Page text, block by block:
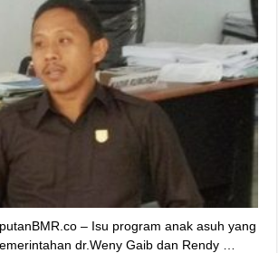
– Isu program anak asuh yang
dr.Weny Gaib dan Rendy …